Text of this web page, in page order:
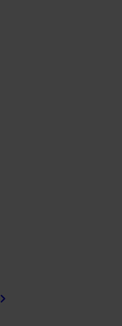
chevron_right